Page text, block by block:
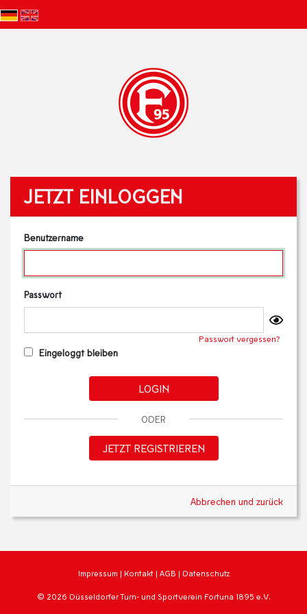
JETZT EINLOGGEN
Benutzername
Passwort
Passwort vergessen?
Eingeloggt bleiben
LOGIN
ODER
JETZT REGISTRIEREN
Abbrechen und zurück
Impressum | Kontakt | AGB | Datenschutz
© 2026 Düsseldorfer Turn- und Sportverein Fortuna 1895 e.V.